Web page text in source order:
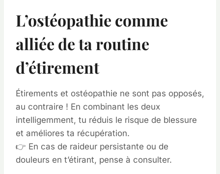
L’ostéopathie comme
alliée de ta routine
d’étirement
Étirements et ostéopathie ne sont pas opposés,
au contraire ! En combinant les deux
intelligemment, tu réduis le risque de blessure
et améliores ta récupération.
👉 En cas de raideur persistante ou de
douleurs en t’étirant, pense à consulter.